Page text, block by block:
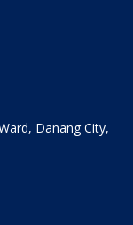
Danang City,